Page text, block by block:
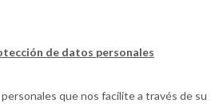
de datos personales
que nos facilite a través de su